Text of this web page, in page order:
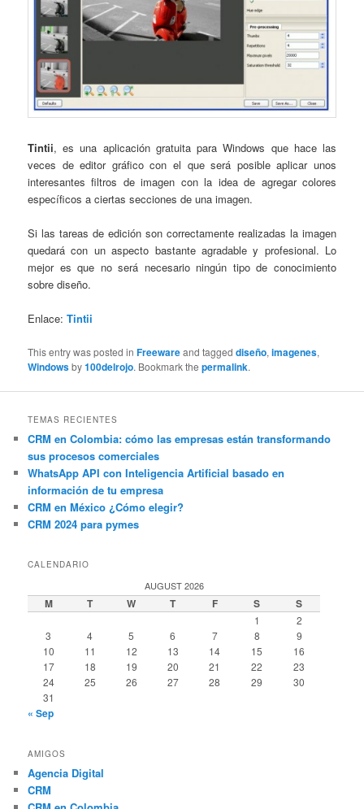
Tintii, es una aplicación gratuita para Windows que hace las
veces de editor gráfico con el que será posible aplicar unos
interesantes filtros de imagen con la idea de agregar colores
específicos a ciertas secciones de una imagen.
Si las tareas de edición son correctamente realizadas la imagen
quedará con un aspecto bastante agradable y profesional. Lo
mejor es que no será necesario ningún tipo de conocimiento
sobre diseño.
Enlace:Tintii
This entry was posted inFreewareand taggeddiseño,imagenes,
Windowsby100delrojo. Bookmark thepermalink.
TEMAS RECIENTES
CRM en Colombia: cómo las empresas están transformando
sus procesos comerciales
WhatsApp API con Inteligencia Artificial basado en
información de tu empresa
CRM en México ¿Cómo elegir?
CRM 2024 para pymes
CALENDARIO
AUGUST 2026
M T W T F S S
1
2
3
4 5 6 7 8
9
10
11 12 13 14 15
16
17
18 19 20 21 22
23
24
25 26 27 28 29
30
31
« Sep
AMIGOS
Agencia Digital
CRM